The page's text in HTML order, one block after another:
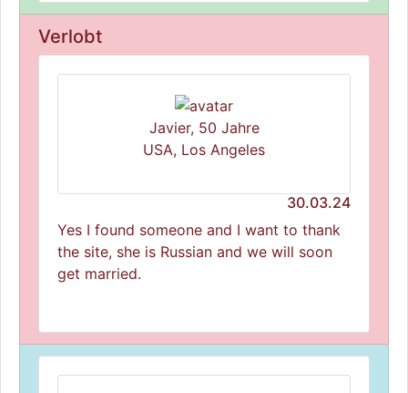
Verlobt
Javier, 50 Jahre
USA, Los Angeles
30.03.24
Yes I found someone and I want to thank
the site, she is Russian and we will soon
get married.